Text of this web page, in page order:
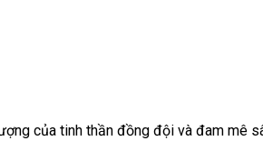
của tinh thần đồng đội và đam mê